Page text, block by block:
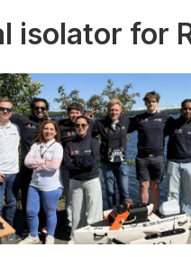
isolator for